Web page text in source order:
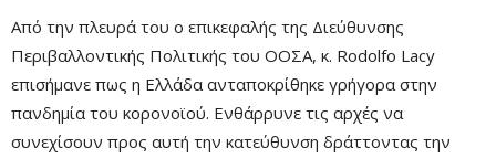
Από την πλευρά του ο επικεφαλής της Διεύθυνσης
Περιβαλλοντικής Πολιτικής του ΟΟΣΑ, κ. Rodolfo Lacy
επισήμανε πως η Ελλάδα ανταποκρίθηκε γρήγορα στην
πανδημία του κορονοϊού. Ενθάρρυνε τις αρχές να
συνεχίσουν προς αυτή την κατεύθυνση δράττοντας την